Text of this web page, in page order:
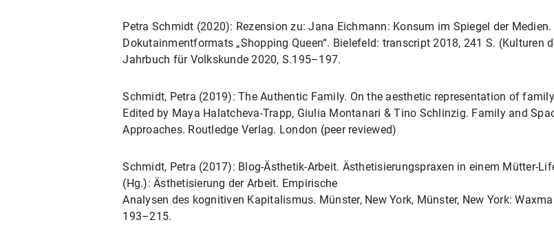
„Ästhetik – Familie – Identität Zur Frage ästhetischer Praxen und ihrer identitären
des Workshops der DokotorandInnen-Netzwerkes der Schumpeter
Raum – Identität: Theoretische und empirische Zugänge nach dem Spatial Turn“
Organisation des Workshops der DokotorandInnen-Netzwerkes der Schumpeter
„Familie – Raum – Identität: Theoretische und empirische Zugänge nach dem
München, 20..21. Oktober 2016.
„Fürsorgearbeit als Kreativarbeit“. Vortrag im Rahmen des
Kulturwissenschaft und Europäische Ethnologie, LMU München, November 2015.
„Mit Leib und Wissen Mutter“, Vortrag im Rahmen der 15. DGV Arbeitskulturtagung
WiSe 2015/16 Übung BA: Liebe in Zeiten des Kapitalismus, Institut für Empirische
Ethnologie, LMU München
Ethnologie, LMU München
SoSe 2012 Proseminar BA: „Be Creative!-Total Normal”. Zum Bedeutungswandel
WiSe 2011/12 Übung: Einführung in die Techniken wissenschaftlichen Arbeitens,
und Europäische Ethnologie, LMU München
WiSe 2010/11 Tutorium zu Vorlesung „ Nationale Identitäten. Kulturhistorische,
Petra Schmidt (2020): Rezension zu: Jana Eichmann: Konsum im Spiegel der
Dokutainmentformats „Shopping Queen“. Bielefeld: transcript 2018, 241 S. (Kulturen
Jahrbuch für Volkskunde 2020, S.195–197.
Schmidt, Petra (2019): The Authentic Family. On the aesthetic representation of
Edited by Maya Halatcheva-Trapp, Giulia Montanari & Tino Schlinzig. Family and
Approaches. Routledge Verlag. London (peer reviewed)
Schmidt, Petra (2017): Blog-Ästhetik-Arbeit. Ästhetisierungspraxen in einem Mütter-
(Hg.): Ästhetisierung der Arbeit. Empirische
Analysen des kognitiven Kapitalismus. Münster, New York, Münster, New York:
193–215.